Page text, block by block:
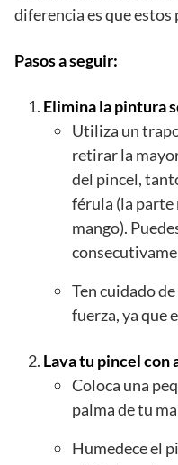
diferencia es que estos
Pasos a seguir:
Elimina la pintura
Utiliza un
retirar la
del pincel,
férula (la parte
mango).
Ten cuidado
fuerza, ya que
Lava tu pincel con
Coloca una
palma de tu
Humedece el